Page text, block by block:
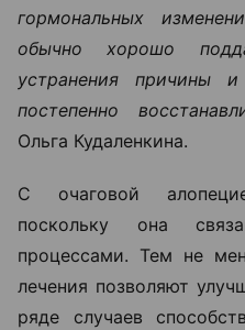
гормональных
обычно хорошо
устранения причины
постепенно
Ольга Кудаленкина.
С очаговой
поскольку она
процессами. Тем не
лечения позволяют
ряде случаев